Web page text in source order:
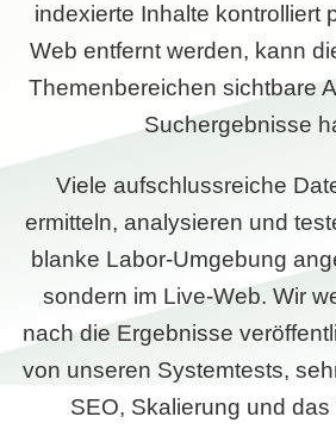
indexierte Inhalte kontrolliert
Web entfernt werden, kann
Themenbereichen sichtbare
Suchergebnisse
Viele aufschlussreiche
ermitteln, analysieren und
blanke Labor-Umgebung
sondern im Live-Web. Wir
nach die Ergebnisse
von unseren Systemtests,
SEO, Skalierung und